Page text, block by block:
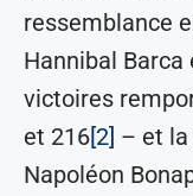
ressemblance
Hannibal
victoires
et 216[2] – et la
Napoléon